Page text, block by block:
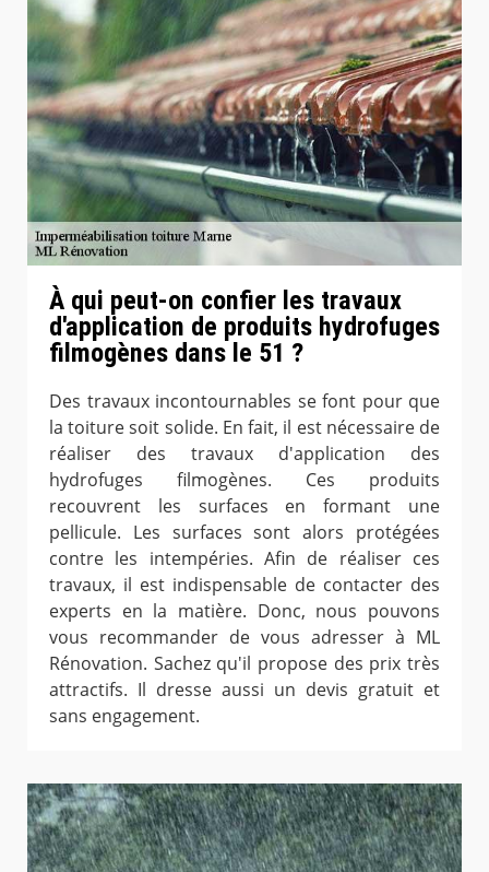
À qui peut-on confier les travaux
d'application de produits hydrofuges
filmogènes dans le 51 ?
Des travaux incontournables se font pour que
la toiture soit solide. En fait, il est nécessaire de
réaliser des travaux d'application des
hydrofuges filmogènes. Ces produits
recouvrent les surfaces en formant une
pellicule. Les surfaces sont alors protégées
contre les intempéries. Afin de réaliser ces
travaux, il est indispensable de contacter des
experts en la matière. Donc, nous pouvons
vous recommander de vous adresser à ML
Rénovation. Sachez qu'il propose des prix très
attractifs. Il dresse aussi un devis gratuit et
sans engagement.